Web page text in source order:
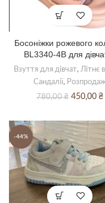
Босоніжки рожевого
BL3340-4B для
Взуття для дівчат, Літнє
Сандалії,
780,00₴ 450,00 ₴
-44%